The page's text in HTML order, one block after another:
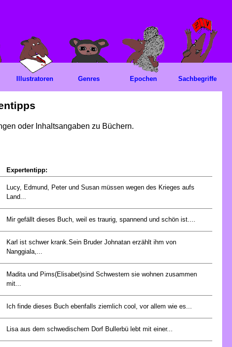
oder Inhaltsangaben zu Büchern.
Expertentipp:
Lucy, Edmund, Peter und Susan müssen wegen des Krieges aufs
Land...
Mir gefällt dieses Buch, weil es traurig, spannend und schön ist....
Karl ist schwer krank.Sein Bruder Johnatan erzählt ihm von
Nanggiala,...
Madita und Pims(Elisabet)sind Schwestern sie wohnen zusammen
mit...
Ich finde dieses Buch ebenfalls ziemlich cool, vor allem wie es...
Lisa aus dem schwedischem Dorf Bullerbü lebt mit einer...
Illustratoren Genres Epochen Sachbegriffe